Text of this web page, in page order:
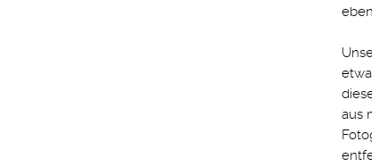
aus